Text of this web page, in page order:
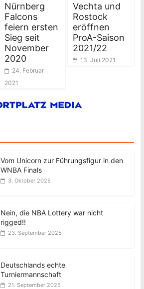
Nürnberg
Falcons
feiern ersten
Sieg seit
November
2020
24. Februar
2021
Vechta und
Rostock
eröffnen
ProA-Saison
2021/22
13. Juli 2021
Vom Unicorn zur Führungsfigur in den
WNBA Finals
3. Oktober 2025
Nein, die NBA Lottery war nicht
rigged!!
23. September 2025
Deutschlands echte
Turniermannschaft
21. September 2025